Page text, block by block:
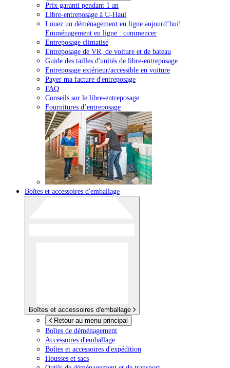
Prix garanti pendant 1 an
Libre-entreposage à U-Haul
Louez un déménagement en ligne aujourd’hui!
Emménagement en ligne : commencer
Entreposage climatisé
Entreposage de VR, de voiture et de bateau
Guide des tailles d'unités de libre-entreposage
Entreposage extérieur/accessible en voiture
Payer ma facture d'entreposage
FAQ
Conseils sur le libre-entreposage
Fournitures d’entreposage
Boîtes et accessoires d'emballage
Boîtes et accessoires d'emballage
Retour au menu principal
Boîtes de déménagement
Accessoires d'emballage
Boîtes et accessoires d'expédition
Housses et sacs